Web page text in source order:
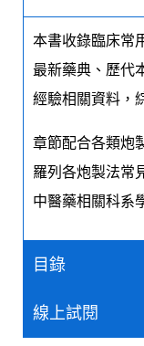
本書收錄臨床常
最新藥典、歷代
經驗相關資料，
章節配合各類炮
羅列各炮製法常
中醫藥相關科系
目錄
線上試閱